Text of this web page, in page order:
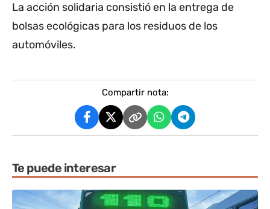
La acción solidaria consistió en la entrega de
bolsas ecológicas para los residuos de los
automóviles.
Compartir nota:
Te puede interesar